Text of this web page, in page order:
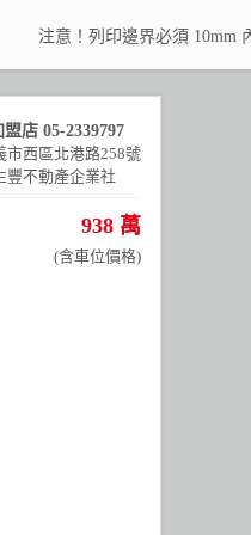
注意！列印邊界必須 10mm
盟店 05-2339797
市西區北港路258號
豐不動產企業社
938 萬
(含車位價格)